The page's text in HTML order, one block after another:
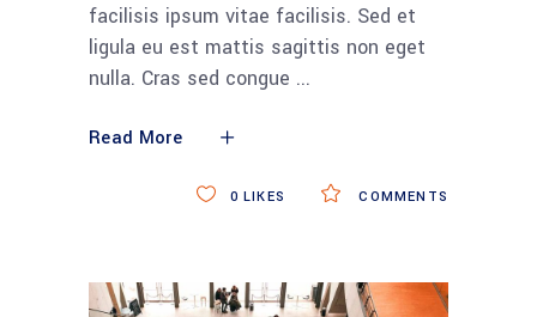
facilisis ipsum vitae facilisis. Sed et
ligula eu est mattis sagittis non eget
nulla. Cras sed congue
Read More
COMMENTS
0 LIKES